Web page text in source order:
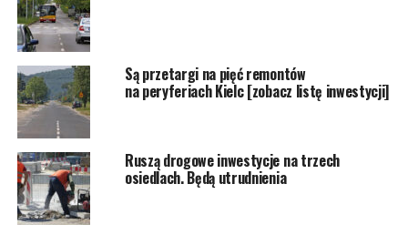
Są przetargi na pięć remontów
na peryferiach Kielc [zobacz listę inwestycji]
Ruszą drogowe inwestycje na trzech
osiedlach. Będą utrudnienia